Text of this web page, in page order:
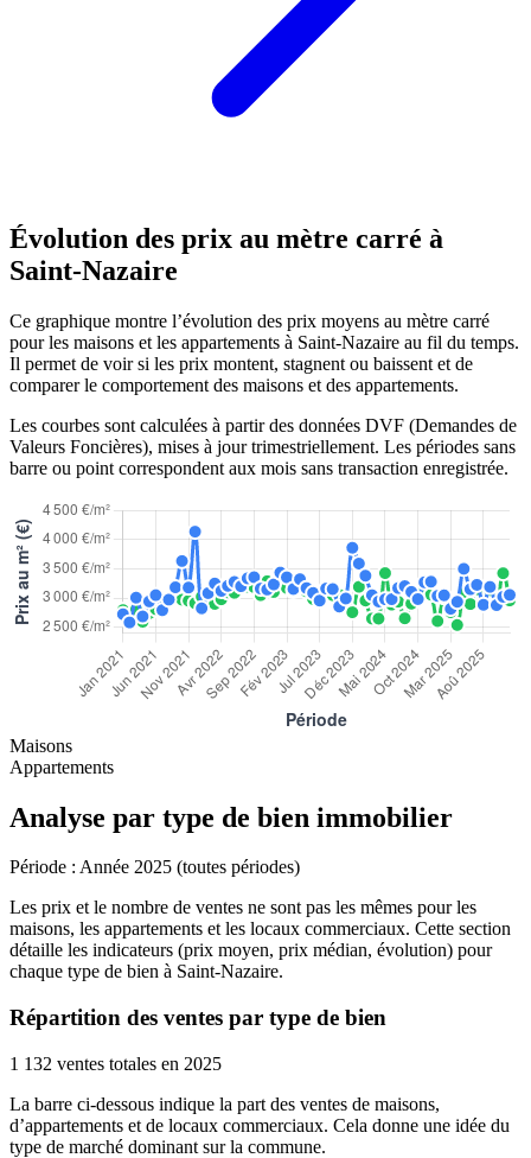
Évolution des prix au mètre carré à
Saint-Nazaire
Ce graphique montre l’évolution des prix moyens au mètre carré
pour les maisons et les appartements à Saint-Nazaire au fil du temps.
Il permet de voir si les prix montent, stagnent ou baissent et de
comparer le comportement des maisons et des appartements.
Les courbes sont calculées à partir des données DVF (Demandes de
Valeurs Foncières), mises à jour trimestriellement. Les périodes sans
barre ou point correspondent aux mois sans transaction enregistrée.
Maisons
Appartements
Analyse par type de bien immobilier
Période : Année 2025 (toutes périodes)
Les prix et le nombre de ventes ne sont pas les mêmes pour les
maisons, les appartements et les locaux commerciaux. Cette section
détaille les indicateurs (prix moyen, prix médian, évolution) pour
chaque type de bien à Saint-Nazaire.
Répartition des ventes par type de bien
1 132 ventes totales en 2025
La barre ci-dessous indique la part des ventes de maisons,
d’appartements et de locaux commerciaux. Cela donne une idée du
type de marché dominant sur la commune.